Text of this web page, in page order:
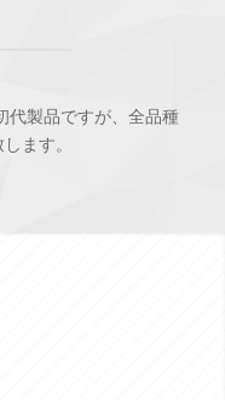
製品ですが、 全品種
ます。